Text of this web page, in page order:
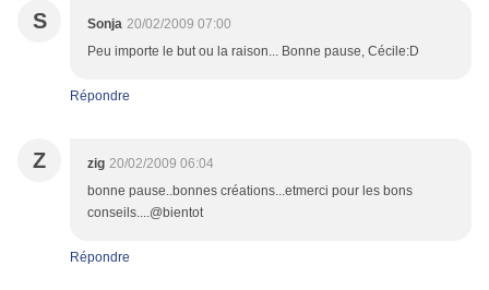
S Sonja 20/02/2009 07:00
Peu importe le but ou la raison... Bonne pause, Cécile:D
Répondre
Z zig 20/02/2009 06:04
bonne pause..bonnes créations...etmerci pour les bons
conseils....@bientot
Répondre